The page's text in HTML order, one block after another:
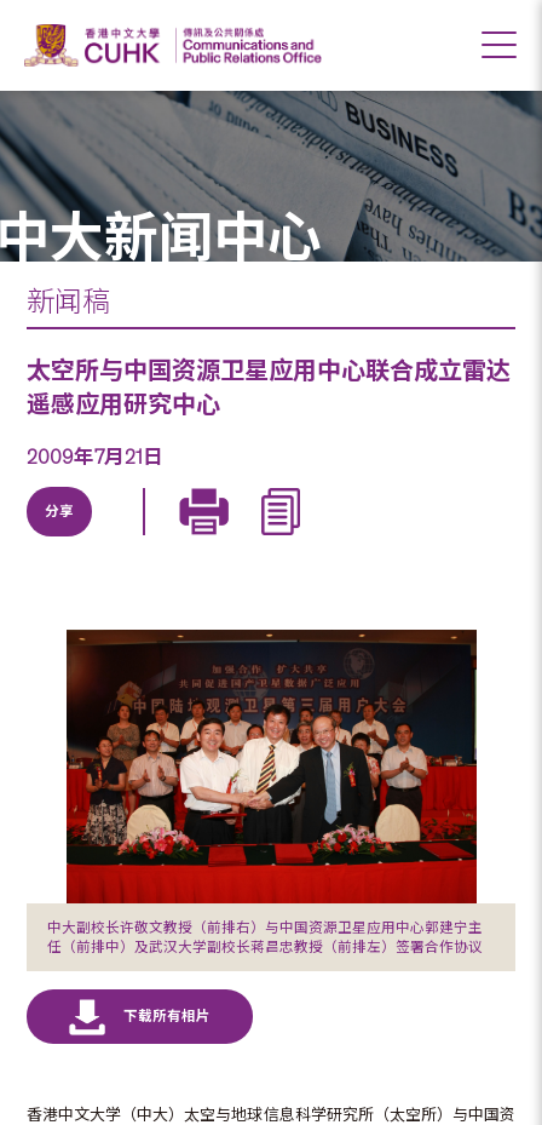
大新闻中心
新闻稿
太空所与中国资源卫星应用中心联合成立雷达
遥感应用研究中心
2009年7月21日
分享
中大副校长许敬文教授（前排右）与中国资源卫星应用中心郭建宁主
任（前排中）及武汉大学副校长蒋昌忠教授（前排左）签署合作协议
香港中文大学（中大）太空与地球信息科学研究所（太空所）与中国资